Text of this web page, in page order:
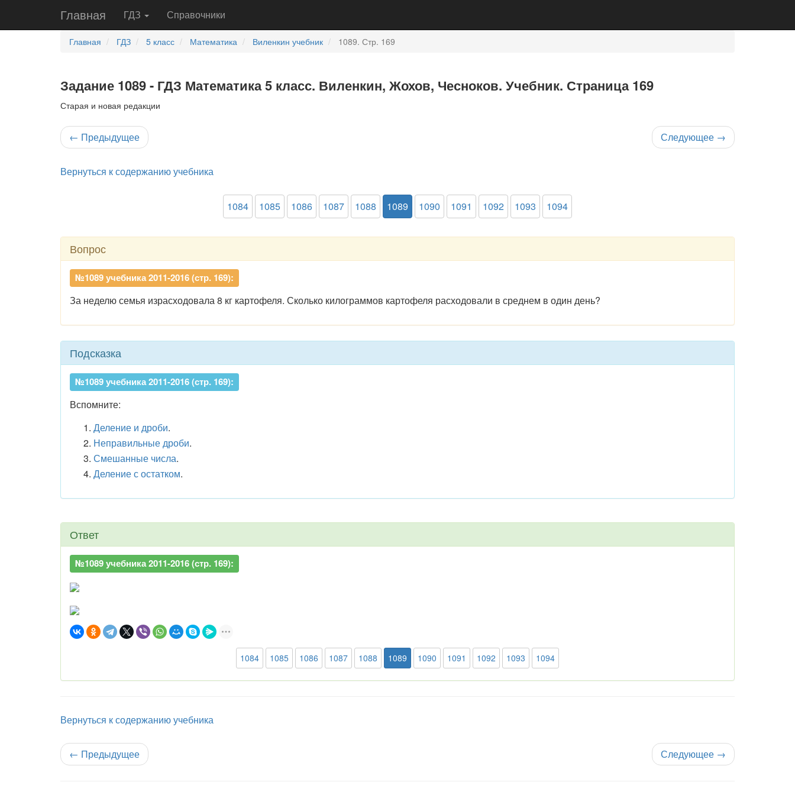
Главная ГДЗ Справочники
Главная ГДЗ 5 класс Математика Виленкин учебник 1089. Стр. 169
Задание 1089 - ГДЗ Математика 5 класс. Виленкин, Жохов, Чесноков. Учебник. Страница 169
Старая и новая редакции
← Предыдущее Следующее →
Вернуться к содержанию учебника
1084 1085 1086 1087 1088 1089 1090 1091 1092 1093 1094
Вопрос
№1089 учебника 2011-2016 (стр. 169):
За неделю семья израсходовала 8 кг картофеля. Сколько килограммов картофеля расходовали в среднем в один день?
Подсказка
№1089 учебника 2011-2016 (стр. 169):
Вспомните:
Деление и дроби.
Неправильные дроби.
Смешанные числа.
Деление с остатком.
Ответ
№1089 учебника 2011-2016 (стр. 169):
1084 1085 1086 1087 1088 1089 1090 1091 1092 1093 1094
Вернуться к содержанию учебника
← Предыдущее Следующее →